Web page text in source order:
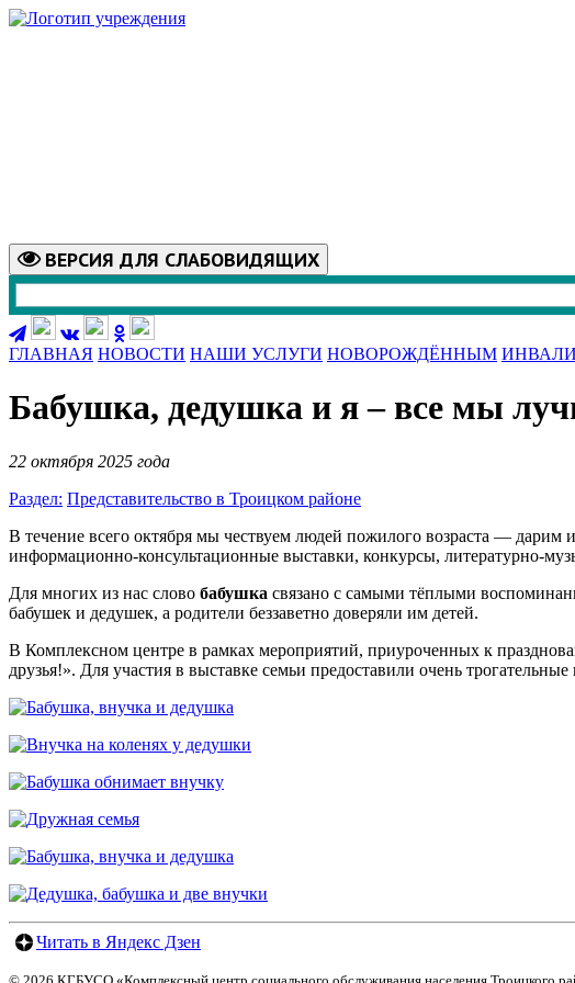
ВЕРСИЯ ДЛЯ СЛАБОВИДЯЩИХ
ГЛАВНАЯ НОВОСТИ НАШИ УСЛУГИ НОВОРОЖДЁННЫМ
Бабушка, дедушка и я – все мы
22 октября 2025 года
Раздел: Представительство в Троицком районе
В течение всего октября мы чествуем людей пожилого возраста —
информационно-консультационные выставки, конкурсы, литературно-
Для многих из нас слово бабушка связано с самыми тёплыми
бабушек и дедушек, а родители беззаветно доверяли им детей.
В Комплексном центре в рамках мероприятий, приуроченных к
друзья!». Для участия в выставке семьи предоставили очень
Читать в Яндекс Дзен